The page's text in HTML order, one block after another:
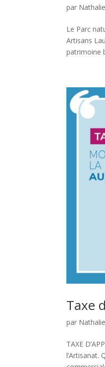
par
Le Parc
Artisans
patrimoine
Taxe
par
TAXE
l’Artisanat.